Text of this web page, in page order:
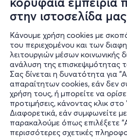
στην ιστοσελίδα
Κάνουμε χρήση cookies με
του περιεχομένου και των
λειτουργιών μέσων κοινωνικής
ανάλυση της επισκεψιμότητας
Σας δίνεται η δυνατότητα για
απαραίτητων cookies, εάν δεν
χρήση τους, ή μπορείτε να
προτιμήσεις, κάνοντας κλικ στο
Διαφορετικά, εάν συμφωνείτε
παρακαλούμε όπως επιλέξετε
περισσότερες σχετικές